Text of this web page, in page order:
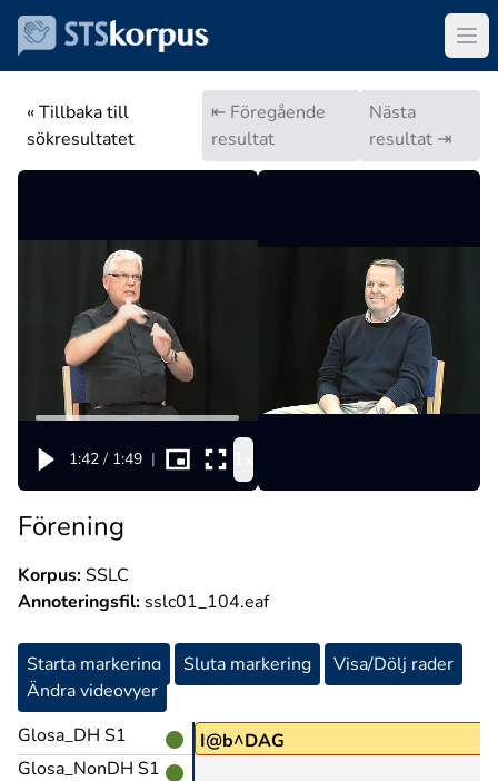
« Tillbaka till
sökresultatet
⇤ Föregående
resultat
Nästa
resultat ⇥
1:42 / 1:49 |
Förening
Korpus:SSLC
Annoteringsfil: sslc01_104.eaf
Starta markering Sluta markering
Visa/Dölj rader
Ändra videovyer
Glosa_DH S1
Glosa_NonDH S1
I@b^DAG